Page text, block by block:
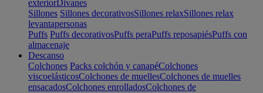
exteriorDivanes
Sillones Sillones decorativosSillones relaxSillones relax
levantapersonas
Puffs Puffs decorativosPuffs peraPuffs reposapiésPuffs con
almacenaje
Descanso
Colchones Packs colchón y canapéColchones
viscoelásticosColchones de muellesColchones de muelles
ensacadosColchones enrolladosColchones de